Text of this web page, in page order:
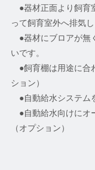
●器材正面より飼育
って飼育室外へ排気
●器材にブロアが無
いです。
●飼育棚は用途に合
ション）
●自動給水システム
●自動給水向けにオ
（オプション）